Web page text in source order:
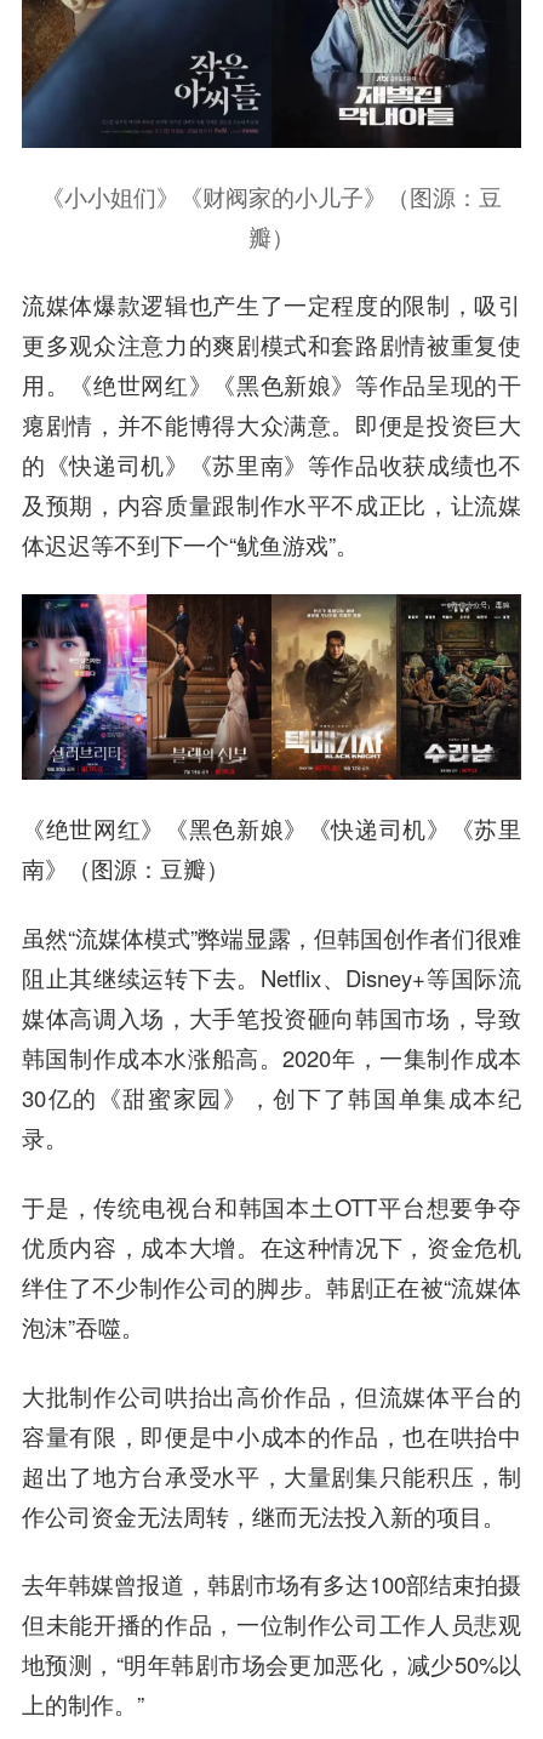
《小小姐们》《财阀家的小儿子》（图源：豆
瓣）
流媒体爆款逻辑也产生了一定程度的限制，吸引
更多观众注意力的爽剧模式和套路剧情被重复使
用。《绝世网红》《黑色新娘》等作品呈现的干
瘪剧情，并不能博得大众满意。即便是投资巨大
的《快递司机》《苏里南》等作品收获成绩也不
及预期，内容质量跟制作水平不成正比，让流媒
体迟迟等不到下一个“鱿鱼游戏”。
《绝世网红》《黑色新娘》《快递司机》《苏里
南》（图源：豆瓣）
虽然“流媒体模式”弊端显露，但韩国创作者们很难
阻止其继续运转下去。Netflix、Disney+等国际流
媒体高调入场，大手笔投资砸向韩国市场，导致
韩国制作成本水涨船高。2020年，一集制作成本
30亿的《甜蜜家园》，创下了韩国单集成本纪
录。
于是，传统电视台和韩国本土OTT平台想要争夺
优质内容，成本大增。在这种情况下，资金危机
绊住了不少制作公司的脚步。韩剧正在被“流媒体
泡沫”吞噬。
大批制作公司哄抬出高价作品，但流媒体平台的
容量有限，即便是中小成本的作品，也在哄抬中
超出了地方台承受水平，大量剧集只能积压，制
作公司资金无法周转，继而无法投入新的项目。
去年韩媒曾报道，韩剧市场有多达100部结束拍摄
但未能开播的作品，一位制作公司工作人员悲观
地预测，“明年韩剧市场会更加恶化，减少50%以
上的制作。”